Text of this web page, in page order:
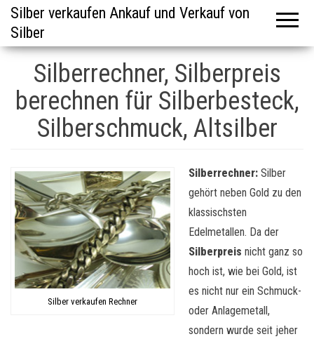
Silber verkaufen Ankauf und Verkauf von
Silber
Silberrechner, Silberpreis
berechnen für Silberbesteck,
Silberschmuck, Altsilber
Silber verkaufen Rechner
Silberrechner: Silber
gehört neben Gold zu den
klassischsten
Edelmetallen. Da der
Silberpreis nicht ganz so
hoch ist, wie bei Gold, ist
es nicht nur ein Schmuck-
oder Anlagemetall,
sondern wurde seit jeher